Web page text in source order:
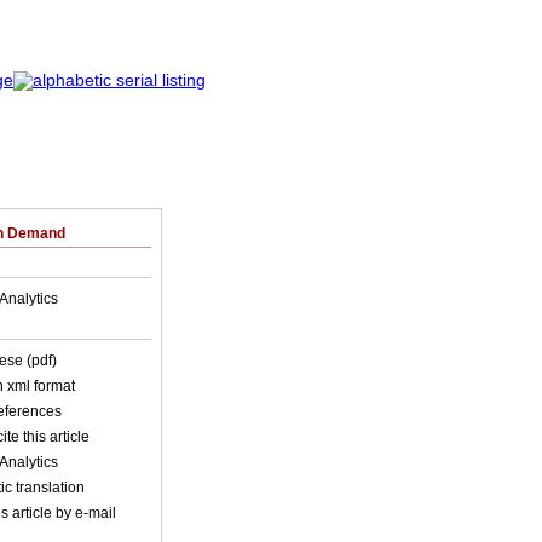
Demand
(pdf)
xml format
this article
translation
article by e-mail